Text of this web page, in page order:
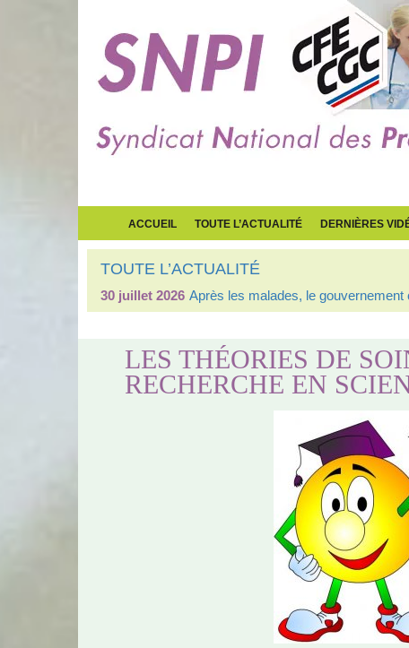
ACCUEIL TOUTE L’ACTUALITÉ DERNIÈRES
TOUTE L’ACTUALITÉ
30 juillet 2026 Après les malades, le
LES THÉORIES DE
RECHERCHE EN